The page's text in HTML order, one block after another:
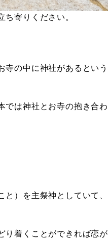
寄りください。
の中に神社があるとい
は神社とお寺の抱き合
）を主祭神としていて
着くことができれば恋